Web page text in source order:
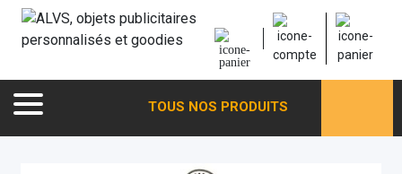
TOUS NOS PRODUITS